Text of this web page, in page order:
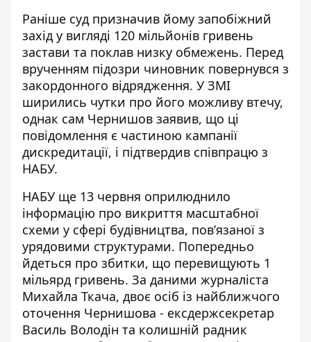
Раніше суд призначив йому запобіжний
захід у вигляді 120 мільйонів гривень
застави та поклав низку обмежень. Перед
врученням підозри чиновник повернувся з
закордонного відрядження. У ЗМІ
ширились чутки про його можливу втечу,
однак сам Чернишов заявив, що ці
повідомлення є частиною кампанії
дискредитації, і підтвердив співпрацю з
НАБУ.
НАБУ ще 13 червня оприлюднило
інформацію про викриття масштабної
схеми у сфері будівництва, пов’язаної з
урядовими структурами. Попередньо
йдеться про збитки, що перевищують 1
мільярд гривень. За даними журналіста
Михайла Ткача, двоє осіб із найближчого
оточення Чернишова - ексдержсекретар
Василь Володін та колишній радник